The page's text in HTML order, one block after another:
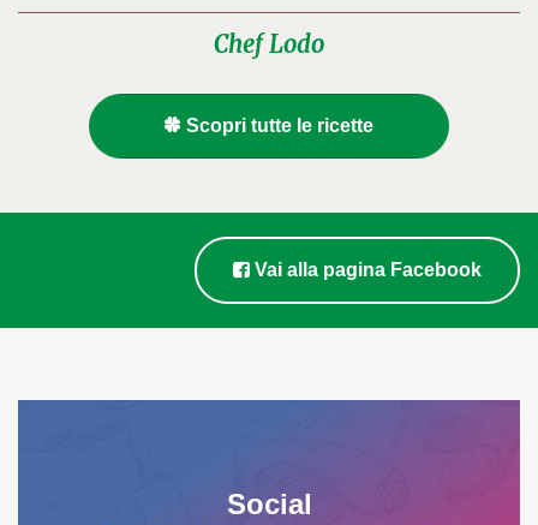
Chef Lodo
Scopri tutte le ricette
Vai alla pagina Facebook
Social